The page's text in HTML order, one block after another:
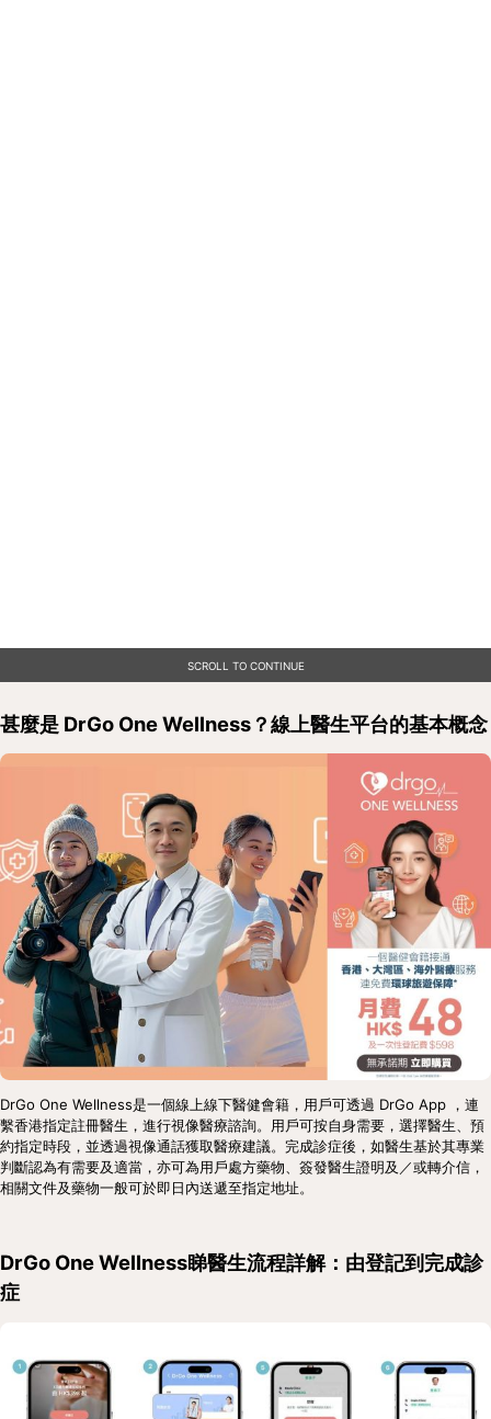
SCROLL TO CONTINUE
甚麼是 DrGo One Wellness？線上醫生平台的基本概念
DrGo One Wellness是一個線上線下醫健會籍，用戶可透過 DrGo App ，連
繫香港指定註冊醫生，進行視像醫療諮詢。用戶可按自身需要，選擇醫生、預
約指定時段，並透過視像通話獲取醫療建議。完成診症後，如醫生基於其專業
判斷認為有需要及適當，亦可為用戶處方藥物、簽發醫生證明及／或轉介信，
相關文件及藥物一般可於即日內送遞至指定地址。
DrGo One Wellness睇醫生流程詳解：由登記到完成診
症